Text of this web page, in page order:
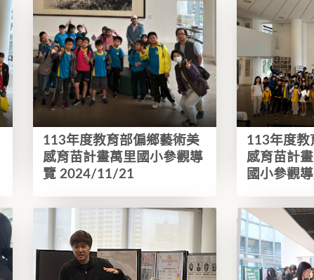
113年度教育部偏鄉藝術美
感育苗計畫萬里國小參觀導
覽 2024/11/21
113年度教
感育苗計
國小參觀